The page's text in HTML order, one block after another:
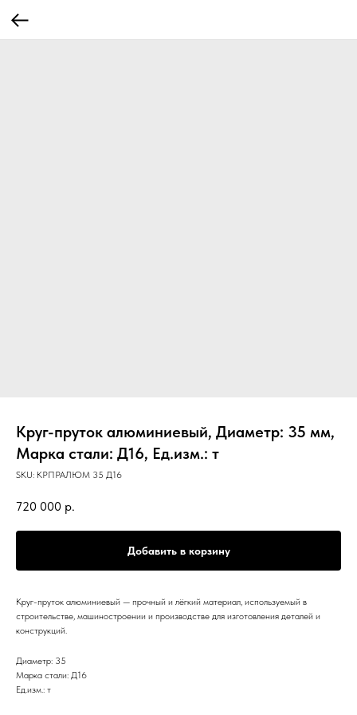
Круг-пруток алюминиевый, Диаметр: 35 мм,
Марка стали: Д16, Ед.изм.: т
SKU: КРПРАЛЮМ 35 Д16
720 000 р.
Добавить в корзину
Круг-пруток алюминиевый — прочный и лёгкий материал, используемый в
строительстве, машиностроении и производстве для изготовления деталей и
конструкций.
Диаметр: 35
Марка стали: Д16
Ед.изм.: т